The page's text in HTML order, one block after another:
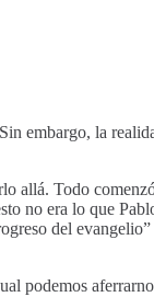
embargo, la
allá. Todo
no era lo que
del
podemos